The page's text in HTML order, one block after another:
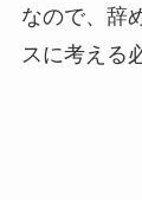
なので、辞
スに考える